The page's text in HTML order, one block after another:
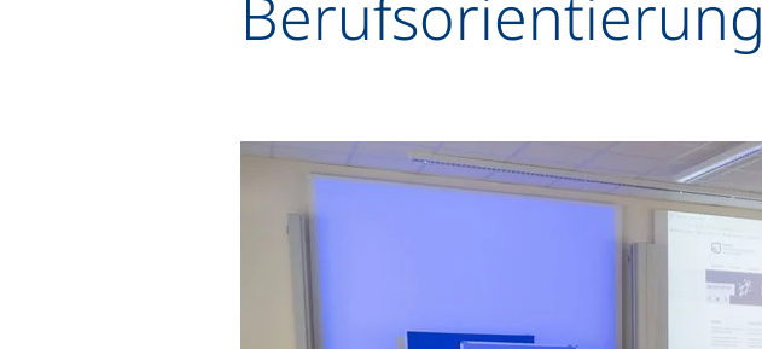
Berufsorientierung